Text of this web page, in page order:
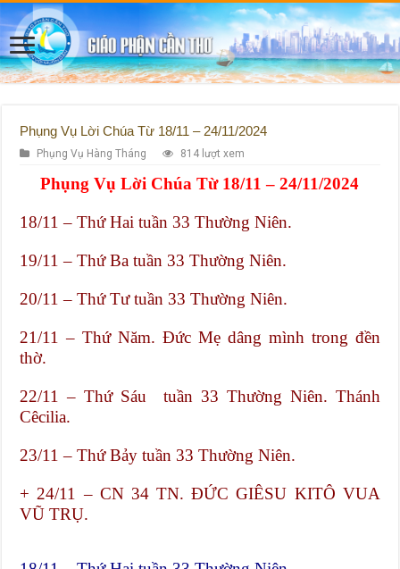
Phụng Vụ Lời Chúa Từ 18/11 – 24/11/2024
Phụng Vụ Hàng Tháng 814 lượt xem
Phụng Vụ Lời Chúa Từ 18/11 – 24/11/2024
18/11 – Thứ Hai tuần 33 Thường Niên.
19/11 – Thứ Ba tuần 33 Thường Niên.
20/11 – Thứ Tư tuần 33 Thường Niên.
21/11 – Thứ Năm. Đức Mẹ dâng mình trong đền
thờ.
22/11 – Thứ Sáu tuần 33 Thường Niên. Thánh
Cêcilia.
23/11 – Thứ Bảy tuần 33 Thường Niên.
+ 24/11 – CN 34 TN. ĐỨC GIÊSU KITÔ VUA
VŨ TRỤ.